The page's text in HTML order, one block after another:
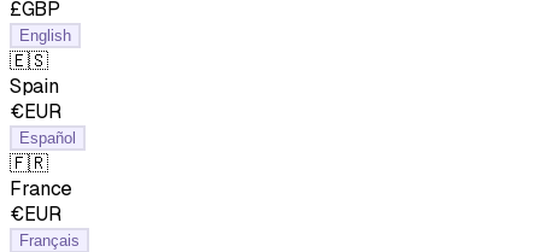
£GBP
English
🇪🇸
Spain
€EUR
Español
🇫🇷
France
€EUR
Français